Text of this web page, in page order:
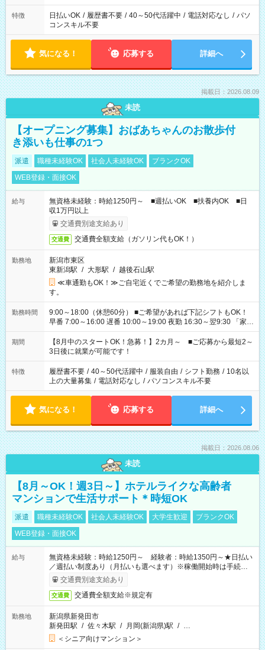
特徴 日払いOK / 履歴書不要 / 40～50代活躍中 / 電話対応なし / パソ
コンスキル不要
気になる！ 応募する 詳細へ
掲載日：2026.08.09
未読
【オープニング募集】おばあちゃんのお散歩付
き添いも仕事の1つ
派遣 職種未経験OK 社会人未経験OK
ブランクOK
WEB登録・面接OK
給与
無資格未経験：時給1250円～ ■週払いOK ■扶養内OK ■日
収1万円以上
交通費別途支給あり
交通費 交通費全額支給（ガソリン代もOK！）
勤務地
新潟市東区
東新潟駅 / 大形駅 / 越後石山駅
≪車通勤もOK！≫ご自宅近くでご希望の勤務地を紹介しま
す。
勤務時間
9:00～18:00（休憩60分） ■ご希望があれば下記シフトもOK！
早番 7:00～16:00 遅番 10:00～19:00 夜勤 16:30～翌9:30 「家族
と休みを合わせたい」 「余裕を持って夕飯の準備がしたい」
「できれば残業はしたくない」 など、ご希望を教えてください
ね。 ※Wワーク希望の方へ 今ご覧のお仕事で希望する勤務時間
と、もう1つのお仕事の勤務時間。 合計で週40時間を超える場
合は応募できません。
期間
【8月中のスタートOK！急募！】2カ月～ ■ご応募から最短2～
3日後に就業が可能です！
特徴 履歴書不要 / 40～50代活躍中 / 服装自由 / シフト勤務 / 10名以
上の大量募集 / 電話対応なし / パソコンスキル不要
気になる！ 応募する 詳細へ
掲載日：2026.08.06
未読
【8月～OK！週3日～】ホテルライクな高齢者
マンションで生活サポート＊時短OK
派遣 職種未経験OK 社会人未経験OK 大学生歓迎
ブランクOK
WEB登録・面接OK
給与
無資格未経験：時給1250円～ 経験者：時給1350円～★日払い
／週払い制度あり（月払いも選べます）※稼働開始時は手続き完
了次第のお支払いとなります。
交通費別途支給あり
交通費 交通費全額支給※規定有
勤務地
新潟県新発田市
新発田駅 / 佐々木駅 / 月岡(新潟県)駅 / …
＜シニア向けマンション＞